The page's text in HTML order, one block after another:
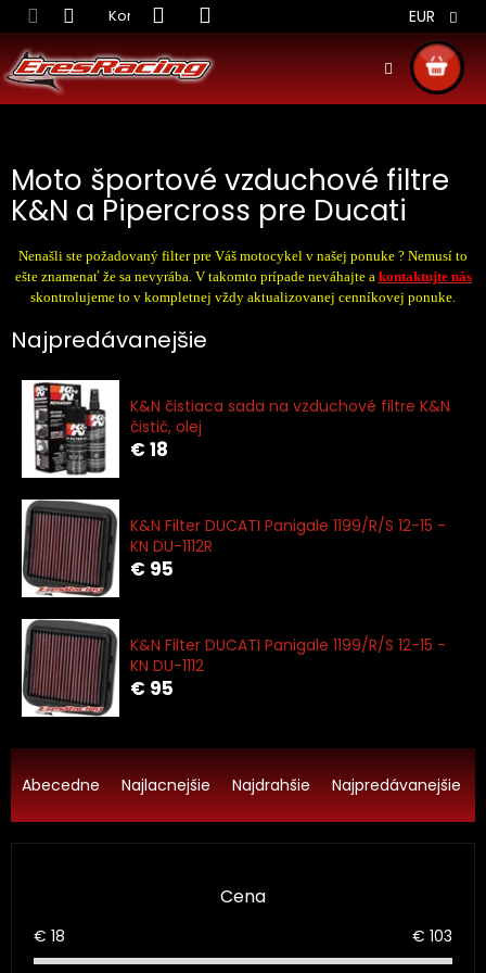
Prejsť
na
obsah
Kontakt Obchodné podmienky Doprava
EUR
KOŠÍK
Moto športové vzduchové filtre
K&N a Pipercross pre Ducati
Nenašli ste požadovaný filter pre Váš motocykel v našej ponuke ? Nemusí to
ešte znamenať že sa nevyrába. V takomto prípade neváhajte a kontaktujte nás
skontrolujeme to v kompletnej vždy aktualizovanej cenníkovej ponuke.
Najpredávanejšie
K&N čistiaca sada na vzduchové filtre K&N
čistič, olej
€ 18
K&N Filter DUCATI Panigale 1199/R/S 12-15 -
KN DU-1112R
€ 95
K&N Filter DUCATI Panigale 1199/R/S 12-15 -
KN DU-1112
€ 95
R
a
d
e
Abecedne Najlacnejšie Najdrahšie Najpredávanejšie
Cena
€ 18 € 103